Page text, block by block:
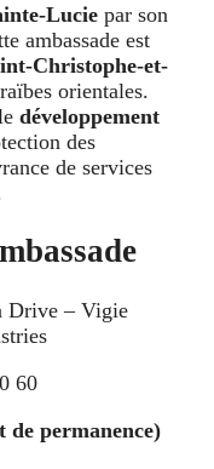
Lucie par son
ambassade est
Christophe-et-
orientales.
développement
des
de services
Drive – Vigie
60
de permanence)